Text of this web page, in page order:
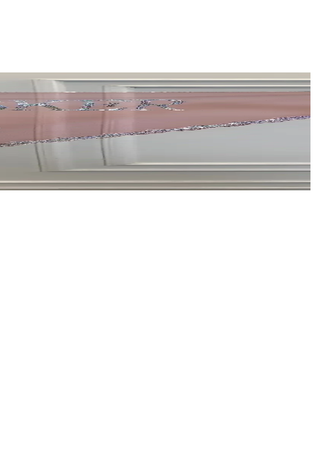
öne çıkararak en uygun seçimi yapmanıza yardımcı olur.
tamamlanır, estetik ve dayanıklılığıyla dikkat çeker.